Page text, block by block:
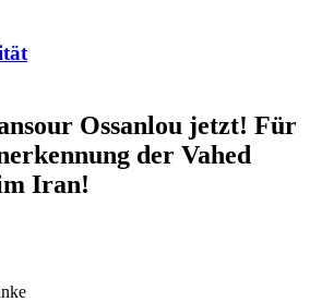
Ossanlou jetzt! Für
der Vahed
Iran!